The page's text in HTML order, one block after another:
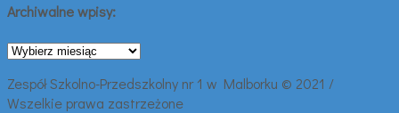
Archiwalne wpisy:
Archiwalne
Zespół Szkolno-Przedszkolny nr 1 w Malborku © 2021 /
Wszelkie prawa zastrzeżone